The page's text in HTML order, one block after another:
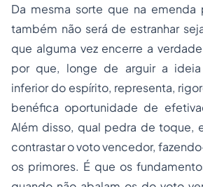
Da mesma sorte que na emenda
também não será de estranhar
que alguma vez encerre a
por que, longe de arguir a
inferior do espírito, representa,
benéfica oportunidade de
Além disso, qual pedra de toque,
contrastar o voto vencedor,
os primores. É que os